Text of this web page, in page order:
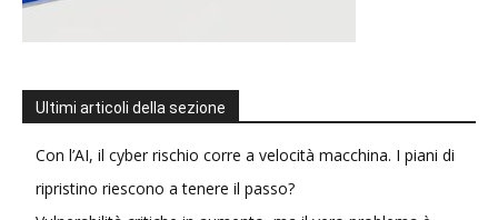
Ultimi articoli della sezione
Con l’AI, il cyber rischio corre a velocità macchina. I piani di
ripristino riescono a tenere il passo?